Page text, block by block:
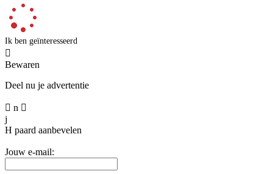
Ik ben geïnteresseerd

Bewaren
Deel nu je advertentie
 n 
j
H paard aanbevelen
Jouw e-mail: